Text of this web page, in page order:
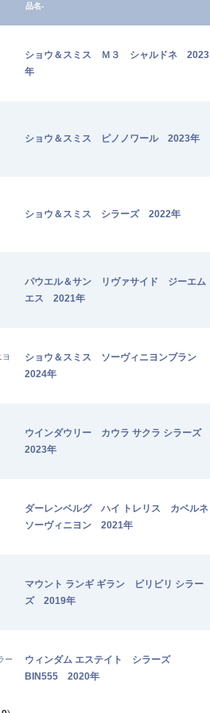
品名-
ショウ＆スミス Ｍ３ シャルドネ 2023
年
ショウ＆スミス ピノノワール 2023年
ショウ＆スミス シラーズ 2022年
パウエル＆サン リヴァサイド ジーエム
エス 2021年
ショウ＆スミス ソーヴィニヨンブラン
2024年
ウインダウリー カウラ サクラ シラーズ
2023年
ダーレンベルグ ハイ トレリス カベルネ
ソーヴィニヨン 2021年
マウント ランギ ギラン ビリビリ シラー
ズ 2019年
ウィンダム エステイト シラーズ
BIN555 2020年